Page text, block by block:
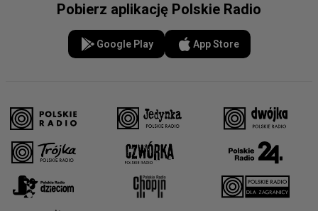
Pobierz aplikację Polskie Radio
Google Play App Store